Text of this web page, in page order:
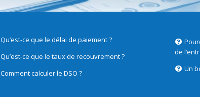
Qu’est-ce que le délai de paiement ?
Qu’est-ce que le taux de recouvrement ?
Comment calculer le DSO ?
de
Un